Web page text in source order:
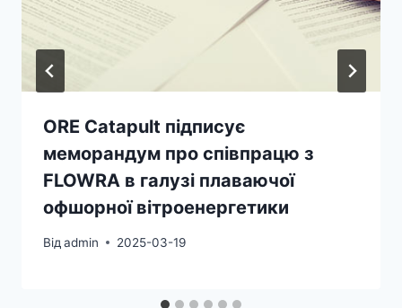
ORE Catapult підписує
меморандум про співпрацю з
FLOWRA в галузі плаваючої
офшорної вітроенергетики
Від admin 2025-03-19